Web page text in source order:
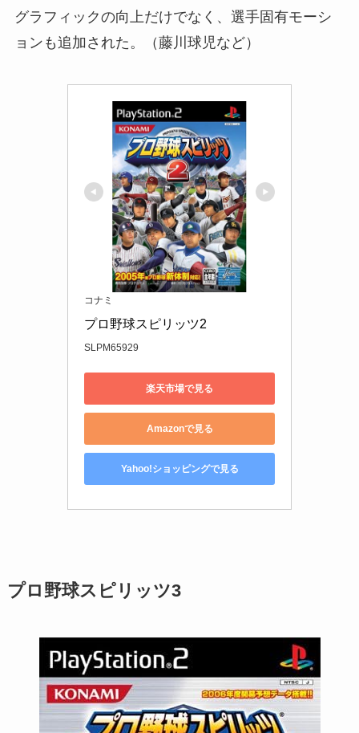
グラフィックの向上だけでなく、選手固有モーシ
ョンも追加された。（藤川球児など）
コナミ
プロ野球スピリッツ2
SLPM65929
楽天市場で見る
Amazonで見る
Yahoo!ショッピングで見る
プロ野球スピリッツ3